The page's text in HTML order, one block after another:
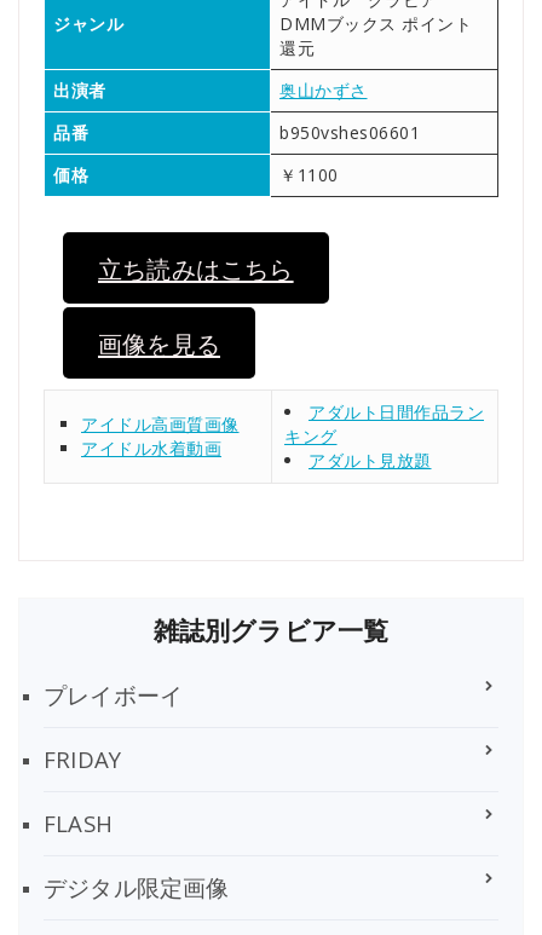
ジャンル
DMMブックス ポイント
還元
出演者
奥山かずさ
品番
b950vshes06601
価格
￥1100
立ち読みはこちら
画像を見る
アイドル高画質画像
アイドル水着動画
アダルト日間作品ラン
キング
アダルト見放題
雑誌別グラビア一覧
プレイボーイ
FRIDAY
FLASH
デジタル限定画像